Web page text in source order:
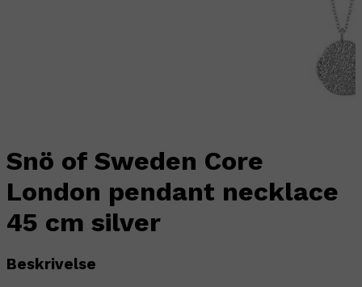
Snö of Sweden Core
London pendant necklace
45 cm silver
Beskrivelse